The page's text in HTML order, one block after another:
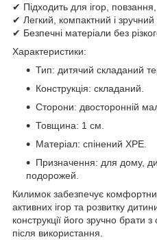
✔ Підходить для ігор, повзання,
✔ Легкий, компактний і зручний
✔ Безпечні матеріали без
Характеристики:
Тип: дитячий складаний
Конструкція: складаний.
Сторони: двосторонній
Товщина: 1 см.
Матеріал: спінений XPE.
Призначення: для дому,
подорожей.
Килимок забезпечує
активних ігор та розвитку
конструкції його зручно брати
після використання.